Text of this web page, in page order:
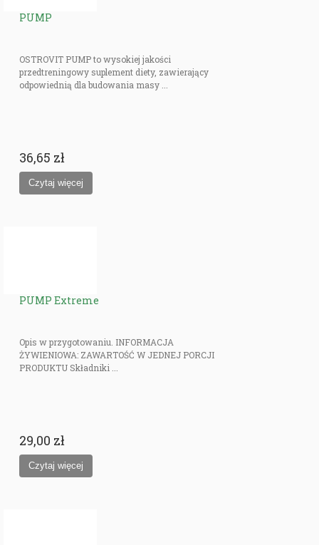
PUMP
OSTROVIT PUMP to wysokiej jakości
przedtreningowy suplement diety, zawierający
odpowiednią dla budowania masy ...
36,65 zł
PUMP Extreme
Opis w przygotowaniu. INFORMACJA
ŻYWIENIOWA: ZAWARTOŚĆ W JEDNEJ PORCJI
PRODUKTU Składniki ...
29,00 zł